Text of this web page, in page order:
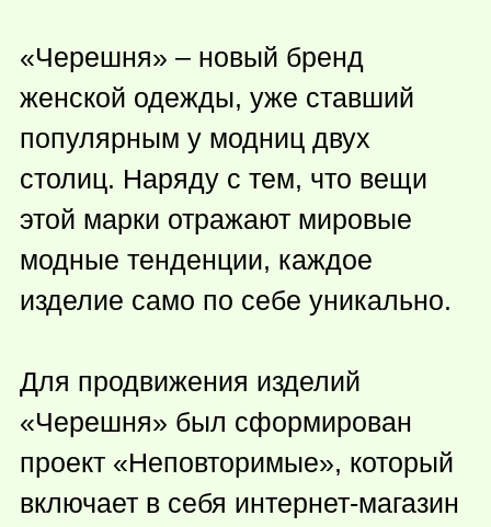
«Черешня» – новый бренд
женской одежды, уже ставший
популярным у модниц двух
столиц. Наряду с тем, что вещи
этой марки отражают мировые
модные тенденции, каждое
изделие само по себе уникально.
Для продвижения изделий
«Черешня» был сформирован
проект «Неповторимые», который
включает в себя интернет-магазин